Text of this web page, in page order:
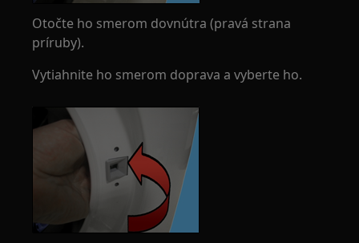
Otočte ho smerom dovnútra (pravá strana
príruby).
Vytiahnite ho smerom doprava a vyberte ho.